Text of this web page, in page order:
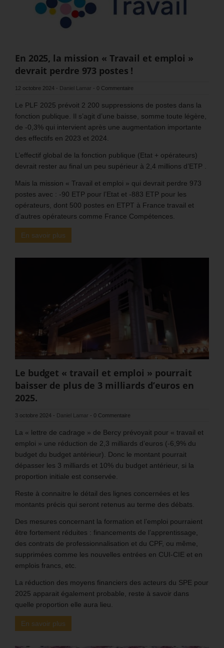
En 2025, la mission « Travail et emploi »
devrait perdre 973 postes !
12 octobre 2024 - Daniel Lamar - 0 Commentaire
Le PLF 2025 prévoit 2 200 suppressions de postes dans la
fonction publique. Il s’agit d’une baisse, somme toute légère,
de -0,3% qui intervient après une augmentation importante
des effectifs en 2023 et 2024.
L’effectif global de la fonction publique (Etat + opérateurs)
devrait rester au final un peu supérieur à 2,4 millions d’ETP .
Mais la mission « Travail et emploi » qui devrait perdre 973
postes avec : -90 ETP pour l’Etat et -883 ETP pour les
opérateurs, dont 500 postes en ETPT à France travail et
d’autres opérateurs comme France Compétences.
En savoir plus
Le budget « travail et emploi » pourrait
baisser de plus de 3 milliards d’euros en
2025.
3 octobre 2024 - Daniel Lamar - 0 Commentaire
La « lettre de cadrage » de Bercy prévoyait pour « travail et
emploi » une réduction de 2,3 milliards d’euros (-6,9% du
budget du budget antérieur). Donc le montant pourrait
dépasser les 3 milliards et 10% du budget antérieur, si la
proportion initiale est conservée.
Reste à connaitre le détail des lignes concernées et les
montants précis qui seront retenus au terme des débats.
Des mesures concernant la formation et l’emploi pourraient
être fortement réduites : financements de l’apprentissage,
des contrats de professionnalisation et du CPF, ou même,
supprimées comme les nouvelles entrées en CUI-CIE et en
emplois francs, etc.
La réduction des moyens financiers des acteurs du SPE pour
2025 apparait également probable, reste à savoir dans
quelle proportion elle aura lieu.
En savoir plus